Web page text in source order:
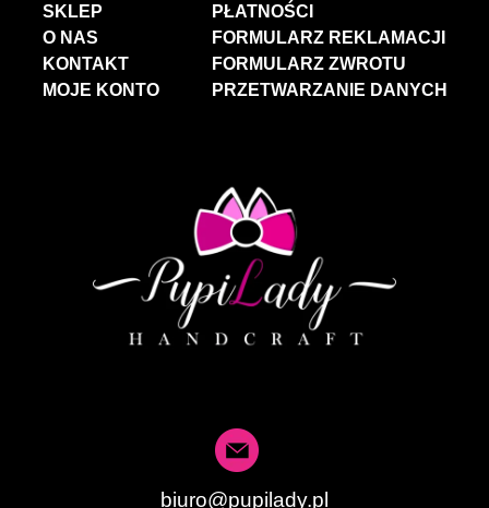
SKLEP
O NAS
KONTAKT
MOJE KONTO
PŁATNOŚCI
FORMULARZ REKLAMACJI
FORMULARZ ZWROTU
PRZETWARZANIE DANYCH
biuro@pupilady.pl